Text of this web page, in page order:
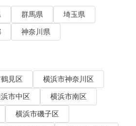
群馬県
埼玉県
神奈川県
見区
横浜市神奈川区
市中区
横浜市南区
横浜市磯子区